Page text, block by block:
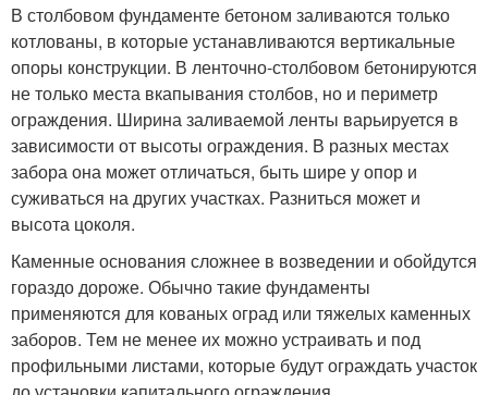
В столбовом фундаменте бетоном заливаются только
котлованы, в которые устанавливаются вертикальные
опоры конструкции. В ленточно-столбовом бетонируются
не только места вкапывания столбов, но и периметр
ограждения. Ширина заливаемой ленты варьируется в
зависимости от высоты ограждения. В разных местах
забора она может отличаться, быть шире у опор и
суживаться на других участках. Разниться может и
высота цоколя.
Каменные основания сложнее в возведении и обойдутся
гораздо дороже. Обычно такие фундаменты
применяются для кованых оград или тяжелых каменных
заборов. Тем не менее их можно устраивать и под
профильными листами, которые будут ограждать участок